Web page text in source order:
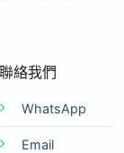
聯絡我們
WhatsApp
Email